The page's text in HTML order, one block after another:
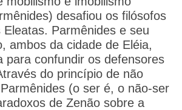
desafiou os filósofos
Parmênides e seu
ambos da cidade de Eléia,
para confundir os defensores
do princípio de não
(o ser é, o não-ser
de Zenão sobre a